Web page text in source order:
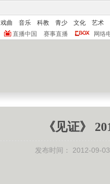
戏曲 音乐 科教 青少 文化
艺术
直播中国 赛事直播 网络
《见证》
发布时间： 2012-09-